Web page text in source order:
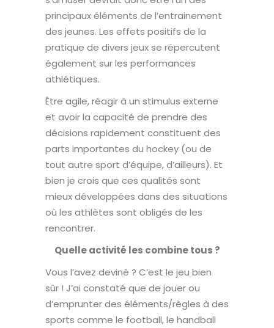
principaux éléments de l’entrainement
des jeunes. Les effets positifs de la
pratique de divers jeux se répercutent
également sur les performances
athlétiques.
Être agile, réagir à un stimulus externe
et avoir la capacité de prendre des
décisions rapidement constituent des
parts importantes du hockey (ou de
tout autre sport d’équipe, d’ailleurs). Et
bien je crois que ces qualités sont
mieux développées dans des situations
où les athlètes sont obligés de les
rencontrer.
Quelle activité les combine tous ?
Vous l’avez deviné ? C’est le jeu bien
sûr ! J’ai constaté que de jouer ou
d’emprunter des éléments/règles à des
sports comme le football, le handball